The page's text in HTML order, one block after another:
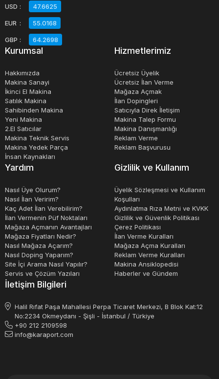
Sonuç olarak, çay hazırlama işi için uygun bir çay kazanı
seçmek, işletmenizin başarısı için önemlidir. Sahibinden
ikinci el çay kazanı veya diğer satılık çay kazanı
sunan ürünleri tercih etmek işletmeniz için en doğru
seçim olabilir.
USD : 47.6625
EUR : 55.0168
GBP : 64.2698
Kurumsal
Hakkımızda
Makina Sanayi
İkinci El Makina
Satılık Makina
Sahibinden Makina
Yeni Makina
2.El Satıcılar
Makina Teknik Servis
Makina Yedek Parça
İnsan Kaynakları
Hizmetlerimiz
Ücretsiz Üyelik
Ücretsiz İlan Verme
Mağaza Açmak
İlan Dopingleri
Satıcıyla Direk İletişim
Makina Talep Formu
Makina Danışmanlığı
Reklam Verme
Reklam Başvurusu
Yardım
Nasıl Üye Olurum?
Nasıl İlan Veririm?
Kaç Adet İlan Verebilirim?
İlan Vermenin Püf Noktaları
Mağaza Açmanın Avantajları
Mağaza Fiyatları Nedir?
Nasıl Mağaza Açarım?
Nasıl Doping Yaparım?
Site İçi Arama Nasıl Yapılır?
Servis ve Çözüm Yazıları
Gizlilik ve Kullanım
Üyelik Sözleşmesi ve Kullanım
Koşulları
Aydınlatma Rıza Metni ve KVKK
Gizlilik ve Güvenlik Politikası
Çerez Politikası
İlan Verme Kuralları
Mağaza Açma Kuralları
Reklam Verme Kuralları
Makina Ansiklopedisi
Haberler ve Gündem
İletişim Bilgileri
Halil Rıfat Paşa Mahallesi Perpa Ticaret Merkezi, B Blok Kat:12
No:2234 Okmeydanı - Şişli - İstanbul / Türkiye
+90 212 2109598
info@karaport.com